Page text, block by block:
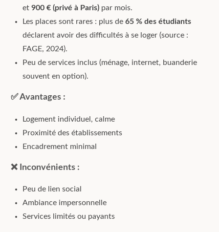
et900 € (privé à Paris) par mois.
Les places sont rares : plus de65 % des étudiants
déclarent avoir des difficultés à se loger (source :
FAGE, 2024).
Peu de services inclus (ménage, internet, buanderie
souvent en option).
✅ Avantages :
Logement individuel, calme
Proximité des établissements
Encadrement minimal
❌ Inconvénients :
Peu de lien social
Ambiance impersonnelle
Services limités ou payants